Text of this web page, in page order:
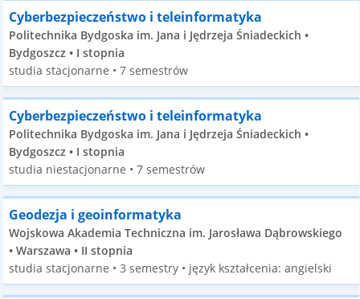
Cyberbezpieczeństwo i teleinformatyka
Politechnika Bydgoska im. Jana i Jędrzeja Śniadeckich •
Bydgoszcz • I stopnia
studia stacjonarne • 7 semestrów
Cyberbezpieczeństwo i teleinformatyka
Politechnika Bydgoska im. Jana i Jędrzeja Śniadeckich •
Bydgoszcz • I stopnia
studia niestacjonarne • 7 semestrów
Geodezja i geoinformatyka
Wojskowa Akademia Techniczna im. Jarosława Dąbrowskiego
• Warszawa • II stopnia
studia stacjonarne • 3 semestry • język kształcenia: angielski